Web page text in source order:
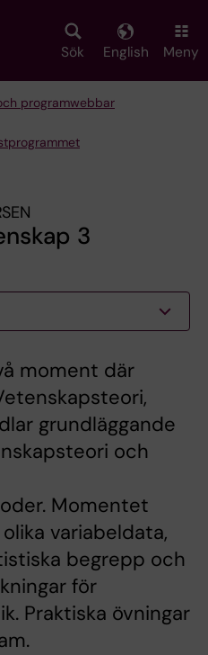
Sök English Meny
programwebbar
3
moment där
grundläggande
och
Momentet
variabeldata,
begrepp och
för
Praktiska övningar